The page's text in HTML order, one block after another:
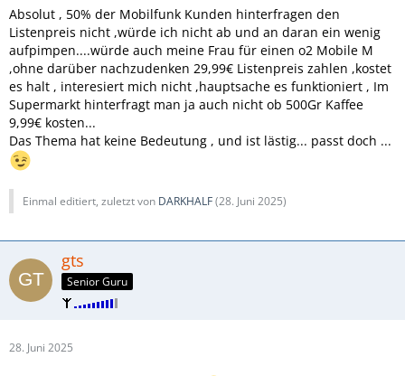
Absolut , 50% der Mobilfunk Kunden hinterfragen den
Listenpreis nicht ,würde ich nicht ab und an daran ein wenig
aufpimpen....würde auch meine Frau für einen o2 Mobile M
,ohne darüber nachzudenken 29,99€ Listenpreis zahlen ,kostet
es halt , interesiert mich nicht ,hauptsache es funktioniert , Im
Supermarkt hinterfragt man ja auch nicht ob 500Gr Kaffee
9,99€ kosten...
Das Thema hat keine Bedeutung , und ist lästig... passt doch ...
Einmal editiert, zuletzt von DARKHALF(28. Juni 2025)
gts
Senior Guru
28. Juni 2025